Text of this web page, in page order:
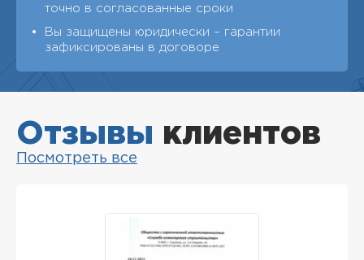
точно в согласованные сроки
Вы защищены юридически – гарантии
зафиксированы в договоре
Отзывы клиентов
Посмотреть все